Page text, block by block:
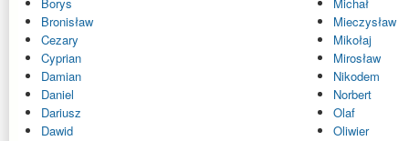
Bronisław
Cezary
Cyprian
Damian
Daniel
Dariusz
Dawid
Mieczysław
Mikołaj
Mirosław
Nikodem
Norbert
Olaf
Oliwier